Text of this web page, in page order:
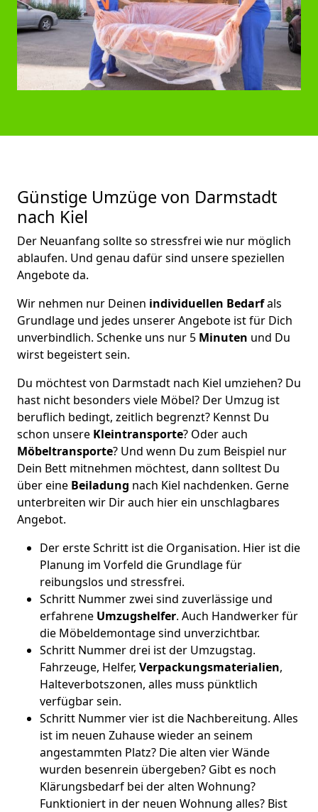
Günstige Umzüge von Darmstadt
nach Kiel
Der Neuanfang sollte so stressfrei wie nur möglich
ablaufen. Und genau dafür sind unsere speziellen
Angebote da.
Wir nehmen nur Deinen individuellen Bedarfals
Grundlage und jedes unserer Angebote ist für Dich
unverbindlich. Schenke uns nur 5 Minuten und Du
wirst begeistert sein.
Du möchtest von Darmstadt nach Kiel umziehen? Du
hast nicht besonders viele Möbel? Der Umzug ist
beruflich bedingt, zeitlich begrenzt? Kennst Du
schon unsere Kleintransporte? Oder auch
Möbeltransporte? Und wenn Du zum Beispiel nur
Dein Bett mitnehmen möchtest, dann solltest Du
über eine Beiladung nach Kiel nachdenken. Gerne
unterbreiten wir Dir auch hier ein unschlagbares
Angebot.
Der erste Schritt ist die Organisation. Hier ist die
Planung im Vorfeld die Grundlage für
reibungslos und stressfrei.
Schritt Nummer zwei sind zuverlässige und
erfahrene Umzugshelfer. Auch Handwerker für
die Möbeldemontage sind unverzichtbar.
Schritt Nummer drei ist der Umzugstag.
Fahrzeuge, Helfer, Verpackungsmaterialien,
Halteverbotszonen, alles muss pünktlich
verfügbar sein.
Schritt Nummer vier ist die Nachbereitung. Alles
ist im neuen Zuhause wieder an seinem
angestammten Platz? Die alten vier Wände
wurden besenrein übergeben? Gibt es noch
Klärungsbedarf bei der alten Wohnung?
Funktioniert in der neuen Wohnung alles? Bist